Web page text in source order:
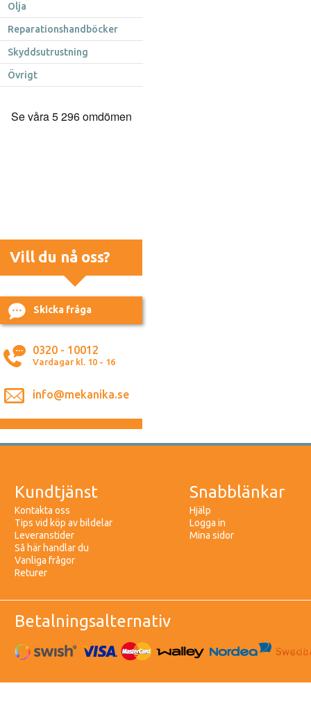
Olja
Reparationshandböcker
Skyddsutrustning
Övrigt
Vill du nå oss?
Skicka fråga
0320 - 10012
Vardagar kl. 10 - 16
info@mekanika.se
Kundtjänst
Kontakta oss
Tips vid köp av bildelar
Leveranstider
Så här handlar du
Vanliga frågor
Returer
Snabblänkar
Hjälp
Logga in
Mina sidor
Betalningsalternativ